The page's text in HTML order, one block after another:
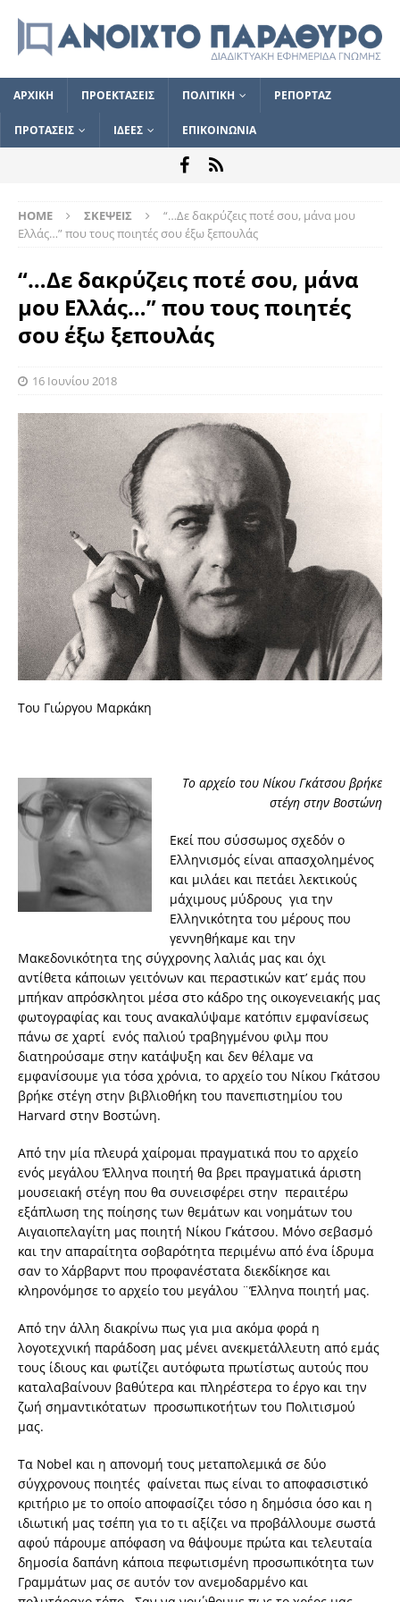
ΑΡΧΙΚΗ ΠΡΟΕΚΤΑΣΕΙΣ ΠΟΛΙΤΙΚΗ ΡΕΠΟΡΤΑΖ
ΠΡΟΤΑΣΕΙΣ ΙΔΕΕΣ ΕΠΙΚΟΙΝΩΝΙΑ
HOME ΣΚΕΨΕΙΣ
“…Δε δακρύζεις ποτέ σου, μάνα μου
Ελλάς…” που τους ποιητές σου έξω ξεπουλάς
“…Δε δακρύζεις ποτέ σου, μάνα
μου Ελλάς…” που τους ποιητές
σου έξω ξεπουλάς
16 Ιουνίου 2018
Toυ Γιώργου Μαρκάκη
Το αρχείο του Νίκου Γκάτσου βρήκε
στέγη στην Βοστώνη
Εκεί που σύσσωμος σχεδόν ο
Ελληνισμός είναι απασχολημένος
και μιλάει και πετάει λεκτικούς
μάχιμους μύδρους για την
Ελληνικότητα του μέρους που
γεννηθήκαμε και την
Μακεδονικότητα της σύγχρονης λαλιάς μας και όχι
αντίθετα κάποιων γειτόνων και περαστικών κατ’ εμάς που
μπήκαν απρόσκλητοι μέσα στο κάδρο της οικογενειακής μας
φωτογραφίας και τους ανακαλύψαμε κατόπιν εμφανίσεως
πάνω σε χαρτί ενός παλιού τραβηγμένου φιλμ που
διατηρούσαμε στην κατάψυξη και δεν θέλαμε να
εμφανίσουμε για τόσα χρόνια, το αρχείο του Νίκου Γκάτσου
βρήκε στέγη στην βιβλιοθήκη του πανεπιστημίου του
Harvard στην Βοστώνη.
Από την μία πλευρά χαίρομαι πραγματικά που το αρχείο
ενός μεγάλου Έλληνα ποιητή θα βρει πραγματικά άριστη
μουσειακή στέγη που θα συνεισφέρει στην περαιτέρω
εξάπλωση της ποίησης των θεμάτων και νοημάτων του
Αιγαιοπελαγίτη μας ποιητή Νίκου Γκάτσου. Μόνο σεβασμό
και την απαραίτητα σοβαρότητα περιμένω από ένα ίδρυμα
σαν το Χάρβαρντ που προφανέστατα διεκδίκησε και
κληρονόμησε το αρχείο του μεγάλου ¨Έλληνα ποιητή μας.
Από την άλλη διακρίνω πως για μια ακόμα φορά η
λογοτεχνική παράδοση μας μένει ανεκμετάλλευτη από εμάς
τους ίδιους και φωτίζει αυτόφωτα πρωτίστως αυτούς που
καταλαβαίνουν βαθύτερα και πληρέστερα το έργο και την
ζωή σημαντικότατων προσωπικοτήτων του Πολιτισμού
μας.
Τα Nobel και η απονομή τους μεταπολεμικά σε δύο
σύγχρονους ποιητές φαίνεται πως είναι το αποφασιστικό
κριτήριο με το οποίο αποφασίζει τόσο η δημόσια όσο και η
ιδιωτική μας τσέπη για το τι αξίζει να προβάλλουμε σωστά
αφού πάρουμε απόφαση να θάψουμε πρώτα και τελευταία
δημοσία δαπάνη κάποια πεφωτισμένη προσωπικότητα των
Γραμμάτων μας σε αυτόν τον ανεμοδαρμένο και